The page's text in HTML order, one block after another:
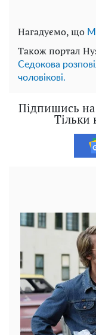
Нагадуємо, що
Також портал
Седокова
чоловікові.
Підпишись на
Тільки